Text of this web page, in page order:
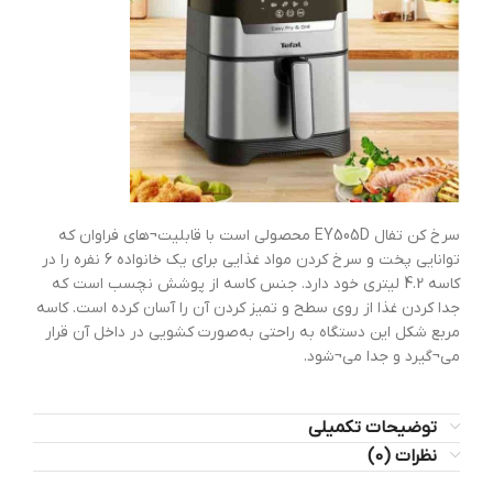
سرخ کن تفال EY505D محصولی است با قابلیت‌¬های فراوان که
توانایی پخت و سرخ کردن مواد غذایی برای یک خانواده 6 نفره را در
کاسه 4.2 لیتری خود دارد. جنس کاسه از پوشش نچسب است که
جدا کردن غذا از روی سطح و تمیز کردن آن را آسان کرده است. کاسه
مربع شکل این دستگاه به راحتی به‌صورت کشویی در داخل آن قرار
می¬گیرد و جدا می¬‌شود.
توضیحات تکمیلی
نظرات (0)